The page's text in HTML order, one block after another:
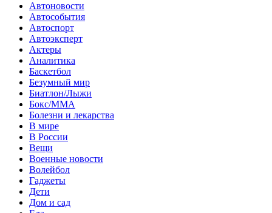
Автоновости
Автособытия
Автоспорт
Автоэксперт
Актеры
Аналитика
Баскетбол
Безумный мир
Биатлон/Лыжи
Бокс/MMA
Болезни и лекарства
В мире
В России
Вещи
Военные новости
Волейбол
Гаджеты
Дети
Дом и сад